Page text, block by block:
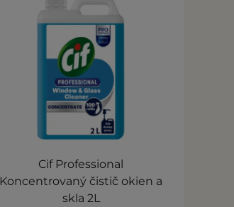
Cif Professional
Koncentrovaný čistič okien a
skla 2L